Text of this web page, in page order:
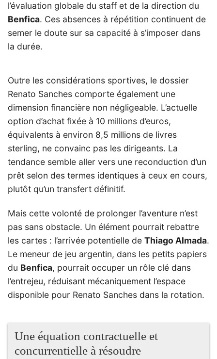
l’évaluation globale du staff et de la direction du
Benfica. Ces absences à répétition continuent de
semer le doute sur sa capacité à s’imposer dans
la durée.
Outre les considérations sportives, le dossier
Renato Sanches comporte également une
dimension financière non négligeable. L’actuelle
option d’achat fixée à 10 millions d’euros,
équivalents à environ 8,5 millions de livres
sterling, ne convainc pas les dirigeants. La
tendance semble aller vers une reconduction d’un
prêt selon des termes identiques à ceux en cours,
plutôt qu’un transfert définitif.
Mais cette volonté de prolonger l’aventure n’est
pas sans obstacle. Un élément pourrait rebattre
les cartes : l’arrivée potentielle de Thiago Almada.
Le meneur de jeu argentin, dans les petits papiers
du Benfica, pourrait occuper un rôle clé dans
l’entrejeu, réduisant mécaniquement l’espace
disponible pour Renato Sanches dans la rotation.
Une équation contractuelle et
concurrentielle à résoudre